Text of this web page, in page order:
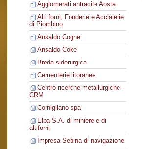
Agglomerati antracite Aosta
Alti forni, Fonderie e Acciaierie
di Piombino
Ansaldo Cogne
Ansaldo Coke
Breda siderurgica
Cementerie litoranee
Centro ricerche metallurgiche -
CRM
Cornigliano spa
Elba S.A. di miniere e di
altiforni
Impresa Sebina di navigazione